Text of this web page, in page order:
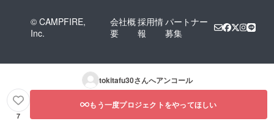
© CAMPFIRE,
Inc.
会社概
要
採用情
報
パートナー
募集
tokitafu30さんへアンコール
7
もう一度プロジェクトをやってほしい